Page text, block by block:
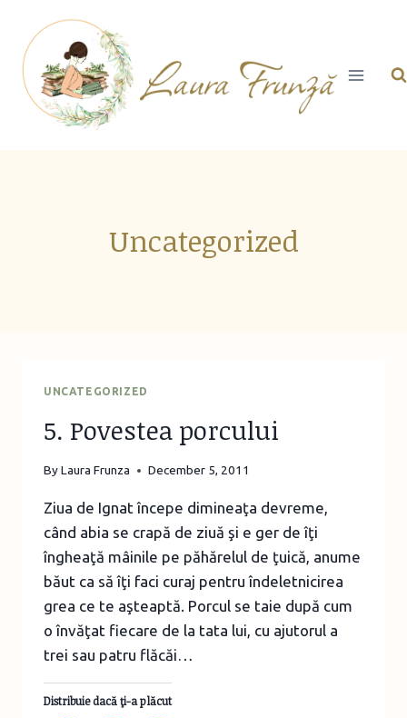
content
Uncategorized
UNCATEGORIZED
5. Povestea porcului
ByLaura Frunza December 5, 2011
Ziua de Ignat începe dimineaţa devreme,
când abia se crapă de ziuă şi e ger de îţi
îngheaţă mâinile pe păhărelul de ţuică, anume
băut ca să îţi faci curaj pentru îndeletnicirea
grea ce te aşteaptă. Porcul se taie după cum
o învăţat fiecare de la tata lui, cu ajutorul a
trei sau patru flăcăi…
Distribuie dacă ţi-a plăcut